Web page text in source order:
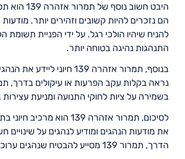
היבט
הם נזכרים להיות קשובים וזהירים יותר.
התנהגות נהיגה בטוחה יותר.
בנוסף, תמרור אזהרה 139
בשמירה על ציות לחוקי התנועה ומניעת עצירות
לסיכום, תמרור אזהרה
את מודעות הנהגים ומודיע לנהגים על
הדרך, תמרור 139 מסייע להבטיח שנהגים ערוכים לעצור בבטחה ובהתאם ל